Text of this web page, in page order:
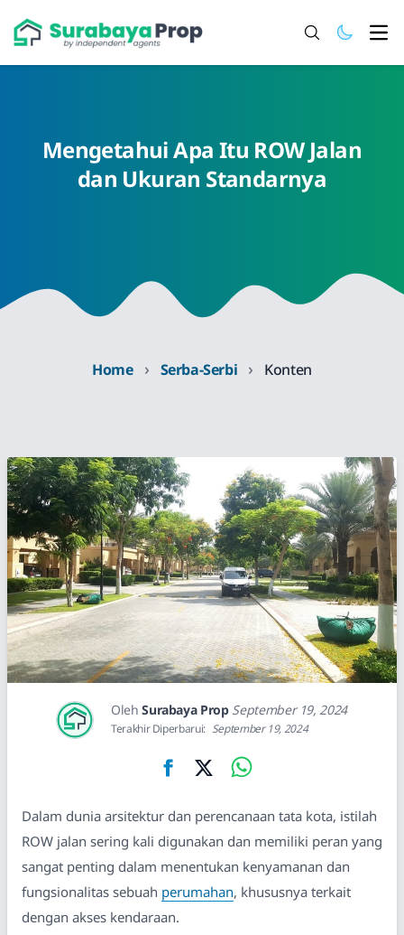
Mengetahui Apa Itu ROW Jalan
dan Ukuran Standarnya
Home › Serba-Serbi › Konten
OlehSurabaya Prop September 19, 2024
Terakhir Diperbarui: September 19, 2024
Dalam dunia arsitektur dan perencanaan tata kota, istilah
ROW jalan sering kali digunakan dan memiliki peran yang
sangat penting dalam menentukan kenyamanan dan
fungsionalitas sebuah perumahan, khususnya terkait
dengan akses kendaraan.